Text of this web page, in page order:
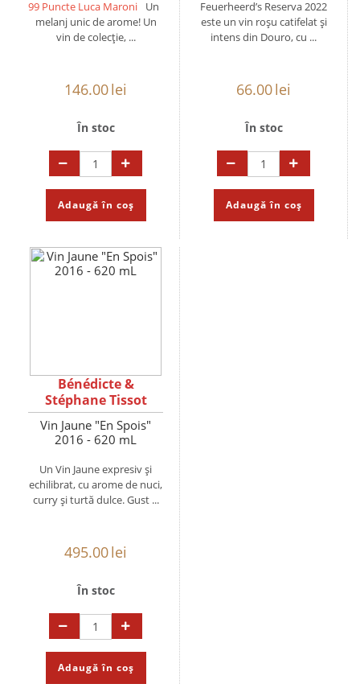
99 Puncte Luca Maroni
Un
melanj unic de arome! Un
vin de colecție, ...
146.00lei
În stoc
Adaugă în coș
Feuerheerd’s Reserva 2022
este un vin roșu catifelat și
intens din Douro, cu ...
66.00lei
În stoc
Adaugă în coș
Bénédicte &
Stéphane Tissot
Vin Jaune "En Spois"
2016 - 620 mL
Un Vin Jaune expresiv și
echilibrat, cu arome de nuci,
curry și turtă dulce. Gust ...
495.00lei
În stoc
Adaugă în coș